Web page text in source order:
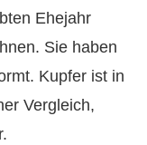
Ehejahr
Sie haben
Kupfer ist in
Vergleich,